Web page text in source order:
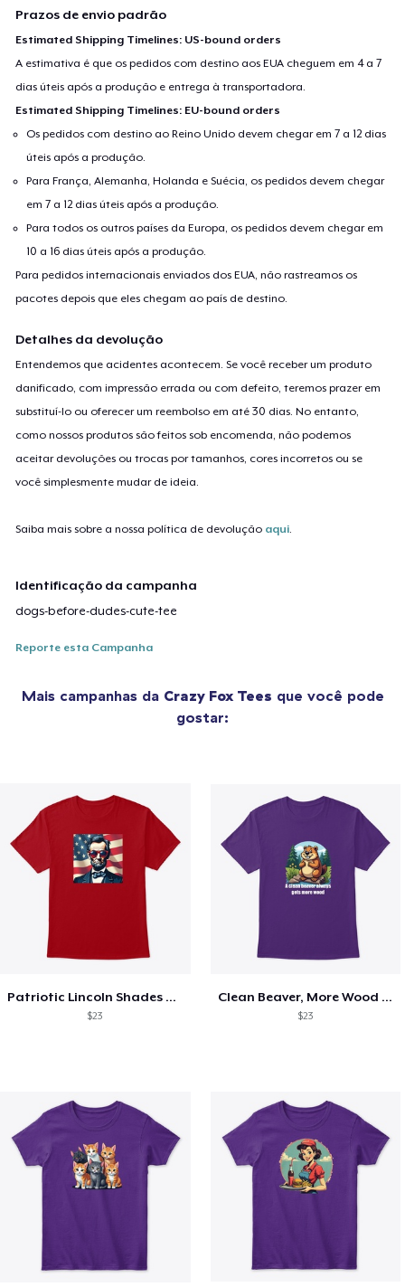
Prazos de envio padrão
Estimated Shipping Timelines: US-bound orders
A estimativa é que os pedidos com destino aos EUA cheguem em 4 a 7
dias úteis após a produção e entrega à transportadora.
Estimated Shipping Timelines: EU-bound orders
Os pedidos com destino ao Reino Unido devem chegar em 7 a 12 dias
úteis após a produção.
Para França, Alemanha, Holanda e Suécia, os pedidos devem chegar
em 7 a 12 dias úteis após a produção.
Para todos os outros países da Europa, os pedidos devem chegar em
10 a 16 dias úteis após a produção.
Para pedidos internacionais enviados dos EUA, não rastreamos os
pacotes depois que eles chegam ao país de destino.
Detalhes da devolução
Entendemos que acidentes acontecem. Se você receber um produto
danificado, com impressão errada ou com defeito, teremos prazer em
substituí-lo ou oferecer um reembolso em até 30 dias. No entanto,
como nossos produtos são feitos sob encomenda, não podemos
aceitar devoluções ou trocas por tamanhos, cores incorretos ou se
você simplesmente mudar de ideia.
Saiba mais sobre a nossa política de devolução aqui
Identificação da campanha
dogs-before-dudes-cute-tee
Reporte esta Campanha
Mais campanhas da Crazy Fox Tees que você pode
gostar:
Patriotic Lincoln Shades Graphic Tee
$23
Clean Beaver, More Wood Tee
$23